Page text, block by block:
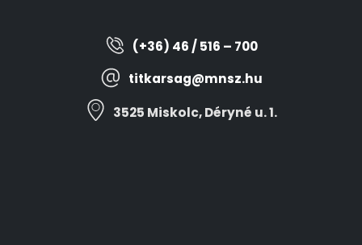
(+36) 46 / 516 – 700
titkarsag@mnsz.hu
3525 Miskolc, Déryné u. 1.